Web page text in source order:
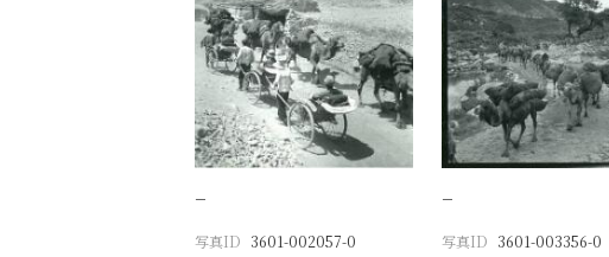
−
写真ID 3601-002057-0
−
写真ID 3601-003356-0